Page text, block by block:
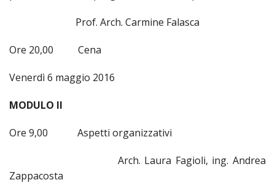
Prof. Arch. Carmine Falasca
Ore 20,00 Cena
Venerdì 6 maggio 2016
MODULO II
Ore 9,00 Aspetti organizzativi
Arch. Laura Fagioli, ing. Andrea
Zappacosta